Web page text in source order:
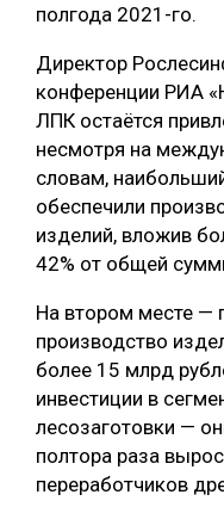
ЦБП
КОМПЛЕКСНАЯ
ЛЕСОПИЛЕНИЕ
ДЕРЕВЯННОЕ
БЕЗОПАСНОЕ
СОРТИРОВКА ДРЕВЕСИНЫ
МЕБЕЛЬНОЕ
полгода 2021-го.
Директор
конференции РИА
ЛПК остаётся
несмотря на
словам,
обеспечили
изделий, вложив
42% от общей
На втором месте —
производство
более 15 млрд
инвестиции в
лесозаготовки —
полтора раза
переработчиков